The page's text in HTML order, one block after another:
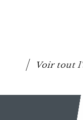
de Questembert
Voir tout